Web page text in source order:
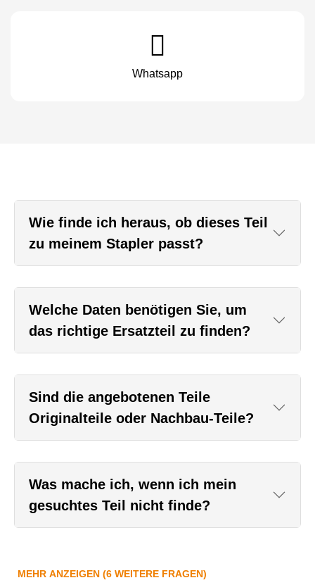
Whatsapp
Wie finde ich heraus, ob dieses Teil
zu meinem Stapler passt?
Welche Daten benötigen Sie, um
das richtige Ersatzteil zu finden?
Sind die angebotenen Teile
Originalteile oder Nachbau-Teile?
Was mache ich, wenn ich mein
gesuchtes Teil nicht finde?
MEHR ANZEIGEN (6 WEITERE FRAGEN)